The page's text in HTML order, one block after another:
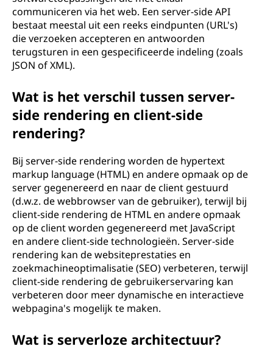
communiceren via het web. Een server-side API
bestaat meestal uit een reeks eindpunten (URL's)
die verzoeken accepteren en antwoorden
terugsturen in een gespecificeerde indeling (zoals
JSON of XML).
Wat is het verschil tussen server-
side rendering en client-side
rendering?
Bij server-side rendering worden de hypertext
markup language (HTML) en andere opmaak op de
server gegenereerd en naar de client gestuurd
(d.w.z. de webbrowser van de gebruiker), terwijl bij
client-side rendering de HTML en andere opmaak
op de client worden gegenereerd met JavaScript
en andere client-side technologieën. Server-side
rendering kan de websiteprestaties en
zoekmachineoptimalisatie (SEO) verbeteren, terwijl
client-side rendering de gebruikerservaring kan
verbeteren door meer dynamische en interactieve
webpagina's mogelijk te maken.
Wat is serverloze architectuur?